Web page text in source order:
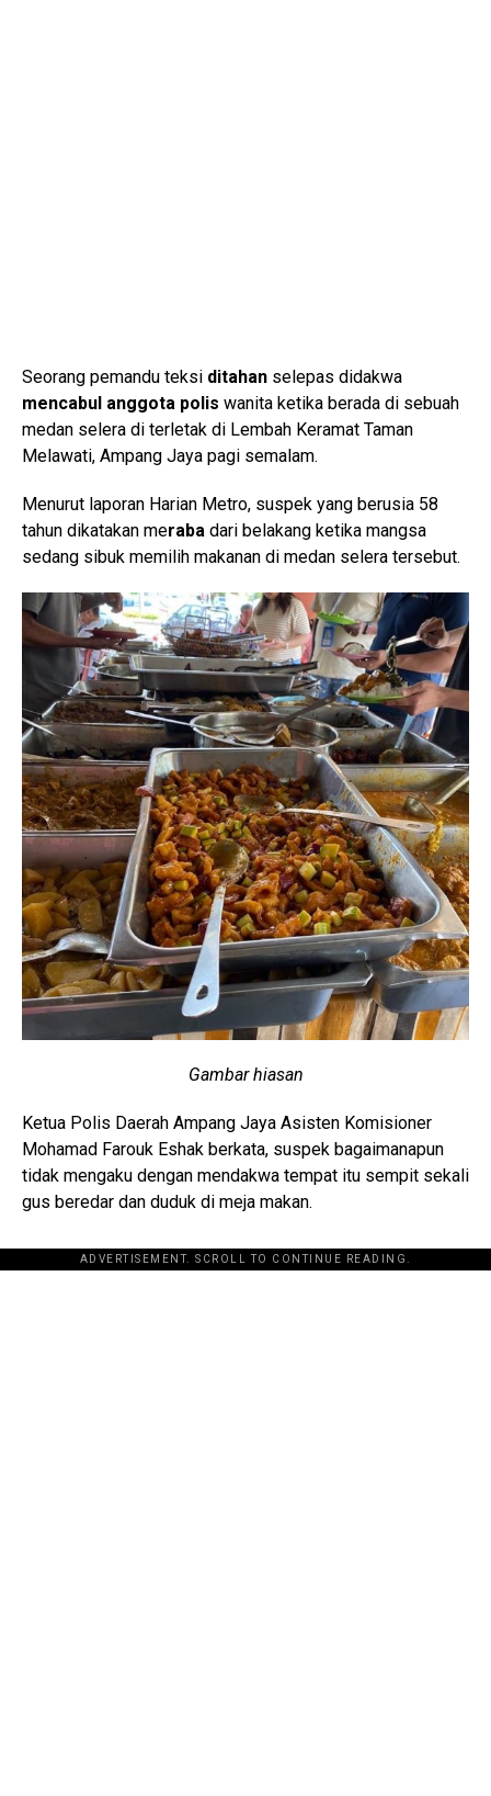
Seorang pemandu teksi ditahan selepas didakwa
mencabul anggota polis wanita ketika berada di sebuah
medan selera di terletak di Lembah Keramat Taman
Melawati, Ampang Jaya pagi semalam.
Menurut laporan Harian Metro, suspek yang berusia 58
tahun dikatakan meraba dari belakang ketika mangsa
sedang sibuk memilih makanan di medan selera tersebut.
Gambar hiasan
Ketua Polis Daerah Ampang Jaya Asisten Komisioner
Mohamad Farouk Eshak berkata, suspek bagaimanapun
tidak mengaku dengan mendakwa tempat itu sempit sekali
gus beredar dan duduk di meja makan.
ADVERTISEMENT. SCROLL TO CONTINUE READING.